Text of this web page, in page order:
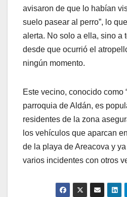
avisaron de que lo habían
suelo pasear al perro”, lo
alerta. No solo a ella, sino a
desde que ocurrió el
ningún momento.
Este vecino, conocido como
parroquia de Aldán, es
residentes de la zona
los vehículos que aparcan
de la playa de Areacova y
varios incidentes con otros